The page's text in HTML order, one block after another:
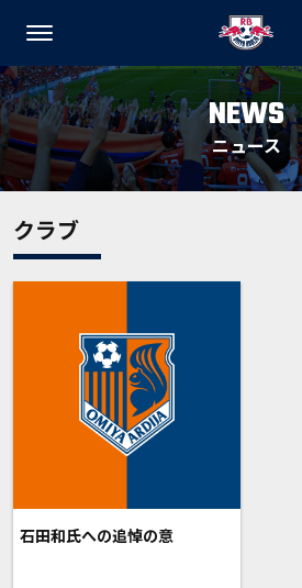
NEWS
ニュース
クラブ
石田和氏への追悼の意